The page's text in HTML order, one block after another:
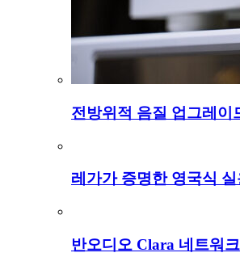
전방위적 음질 업그레이
레가가 증명한 영국식
반오디오 Clara 네트워